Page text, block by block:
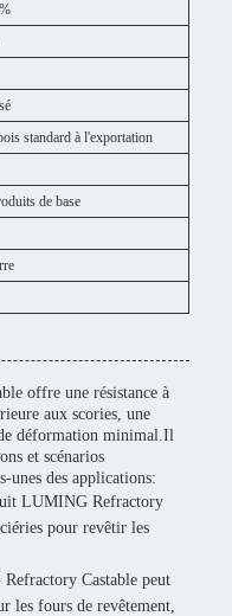
standard à l'exportation
de base
offre une résistance à
aux scories, une
déformation minimal.Il
et scénarios
unes des applications:
LUMING Refractory
pour revêtir les
Castable peut
les fours de revêtement,